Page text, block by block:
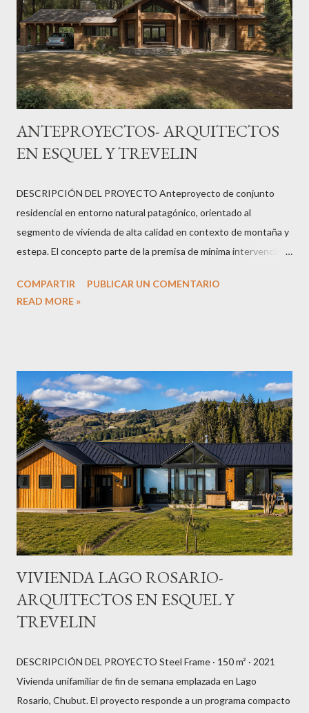
ANTEPROYECTOS- ARQUITECTOS
EN ESQUEL Y TREVELIN
DESCRIPCIÓN DEL PROYECTO Anteproyecto de conjunto
residencial en entorno natural patagónico, orientado al
segmento de vivienda de alta calidad en contexto de montaña y
estepa. El concepto parte de la premisa de mínima intervención
terreno, materialidad que dialoga con la piedra y la madera
formal unificada. FICHA TÉCNICA Tipología: Conjunto
residencial Estado: Anteproyecto Uso: Vivienda permanente y
temporal Sistema constructivo: Steel frame / SIP (propuesto)
Ubicación: Patagonia, Chubut Proyecto: Arq. DaDalt
COMPARTIR
PUBLICAR UN COMENTARIO
READ MORE »
VIVIENDA LAGO ROSARIO-
ARQUITECTOS EN ESQUEL Y
TREVELIN
DESCRIPCIÓN DEL PROYECTO Steel Frame · 150 m² · 2021
Vivienda unifamiliar de fin de semana emplazada en Lago
Rosario, Chubut. El proyecto responde a un programa compacto